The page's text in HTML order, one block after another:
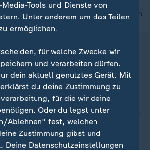
nach oben
Tools und Dienste von
Unter anderem um das Teilen
ermöglichen.
für welche Zwecke wir
und verarbeiten dürfen.
dein aktuell genutztes Gerät. Mit
du deine Zustimmung zu
für die wir deine
Oder du legst unter
Ablehnen" fest, welchen
Zustimmung gibst und
Deine Datenschutzeinstellungen